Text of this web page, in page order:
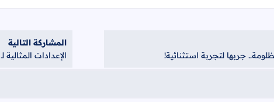
المشاركة التالية
الإعدادات المثالية لـ Android Auto في 2026: قيادة أكثر أماناً وبدون تشتيت